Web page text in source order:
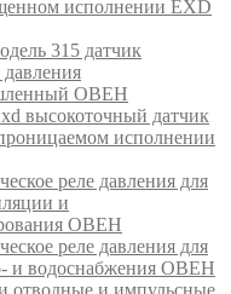
исполнении EXD
315 датчик
ОВЕН
высокоточный датчик
исполнении
реле давления для
и
ОВЕН
реле давления для
и водоснабжения ОВЕН
отводные и импульсные